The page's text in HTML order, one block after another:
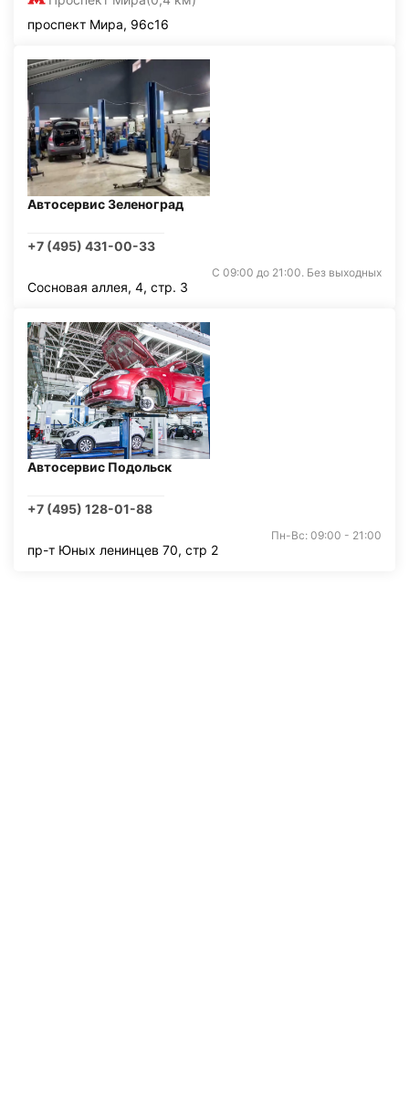
проспект Мира, 96с16
Автосервис Зеленоград
+7 (495) 431-00-33
С 09:00 до 21:00. Без выходных
Сосновая аллея, 4, стр. 3
Автосервис Подольск
+7 (495) 128-01-88
Пн-Вс: 09:00 - 21:00
пр-т Юных ленинцев 70, стр 2